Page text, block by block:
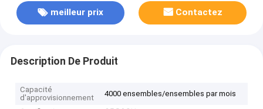
meilleur prix Contactez
Description De Produit
Capacité
d'approvisionnement
4000 ensembles/ensembles par mois